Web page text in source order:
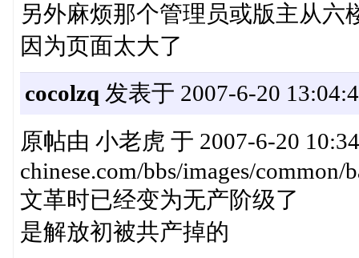
另外麻烦那个管理员或版主从
因为页面太大了
cocolzq 发表于 2007-6-20
原帖由 小老虎 于 2007-6-20
chinese.com/bbs/images/common/
文革时已经变为无产阶级了
是解放初被共产掉的